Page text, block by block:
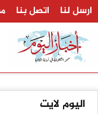
ارسل لنا اتصل بنا
اليوم لايت